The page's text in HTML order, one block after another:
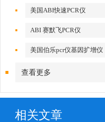
美国ABI快速PCR仪
ABI 赛默飞PCR仪
美国伯乐pcr仪基因扩增仪
查看更多
相关文章